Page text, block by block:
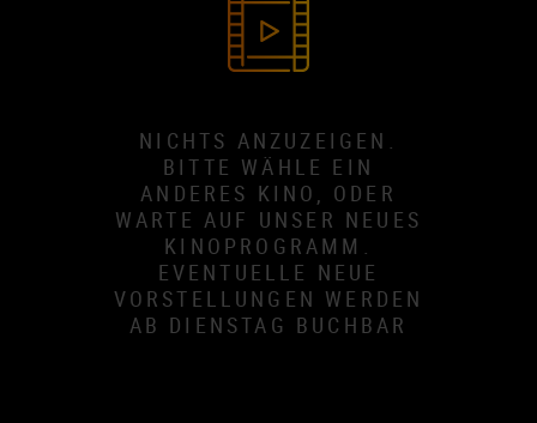
NICHTS ANZUZEIGEN.
BITTE WÄHLE EIN
ANDERES KINO, ODER
WARTE AUF UNSER NEUES
KINOPROGRAMM.
EVENTUELLE NEUE
VORSTELLUNGEN WERDEN
AB DIENSTAG BUCHBAR